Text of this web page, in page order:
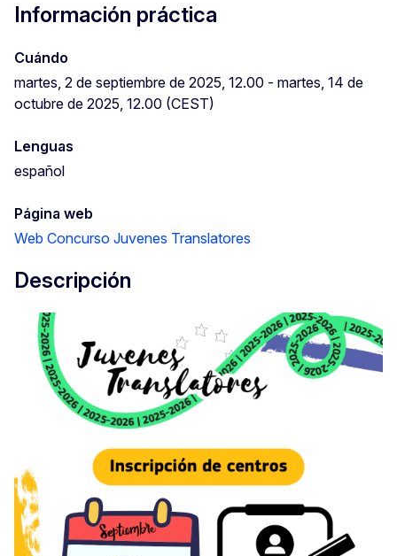
Información práctica
Cuándo
martes, 2 de septiembre de 2025, 12.00 - martes, 14 de
octubre de 2025, 12.00 (CEST)
Lenguas
español
Página web
Web Concurso Juvenes Translatores
Descripción